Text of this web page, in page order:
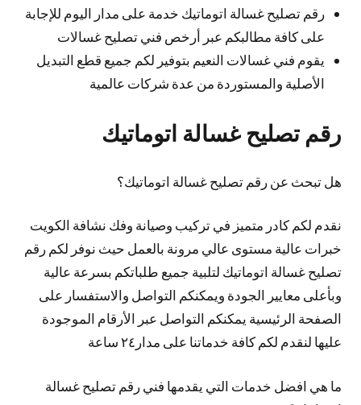
رقم تصليح غسالة اتوماتيك خدمة على مدار اليوم للإجابة
على كافة مطالبكم عبر أرخص فني تصليح غسالات
يقوم فني غسالات النعيم بتوفير لكم جميع قطع التبديل
الأصلية والمستوردة من عدة شركات عالمية
رقم تصليح غسالة اتوماتيك
هل تبحث عن رقم تصليح غسالة اتوماتيك؟
نقدم لكم كادر متميز في تركيب وصيانة وفك نشافة الكويت
خبرات عالية مستوى عالي مرونة بالعمل حيث نوفر لكم رقم
تصليح غسالة اتوماتيك لتلبية جميع طلباتكم بسرعة عالية
وبأعلى معايير الجودة ويمكنكم التواصل والاستفسار على
الصفحة الرئيسية يمكنكم التواصل عبر الأرقام الموجودة
عليها لنقدم لكم كافة خدماتنا على مدار٢٤ ساعة
ما هي افضل خدمات التي يقدمها فني رقم تصليح غسالة